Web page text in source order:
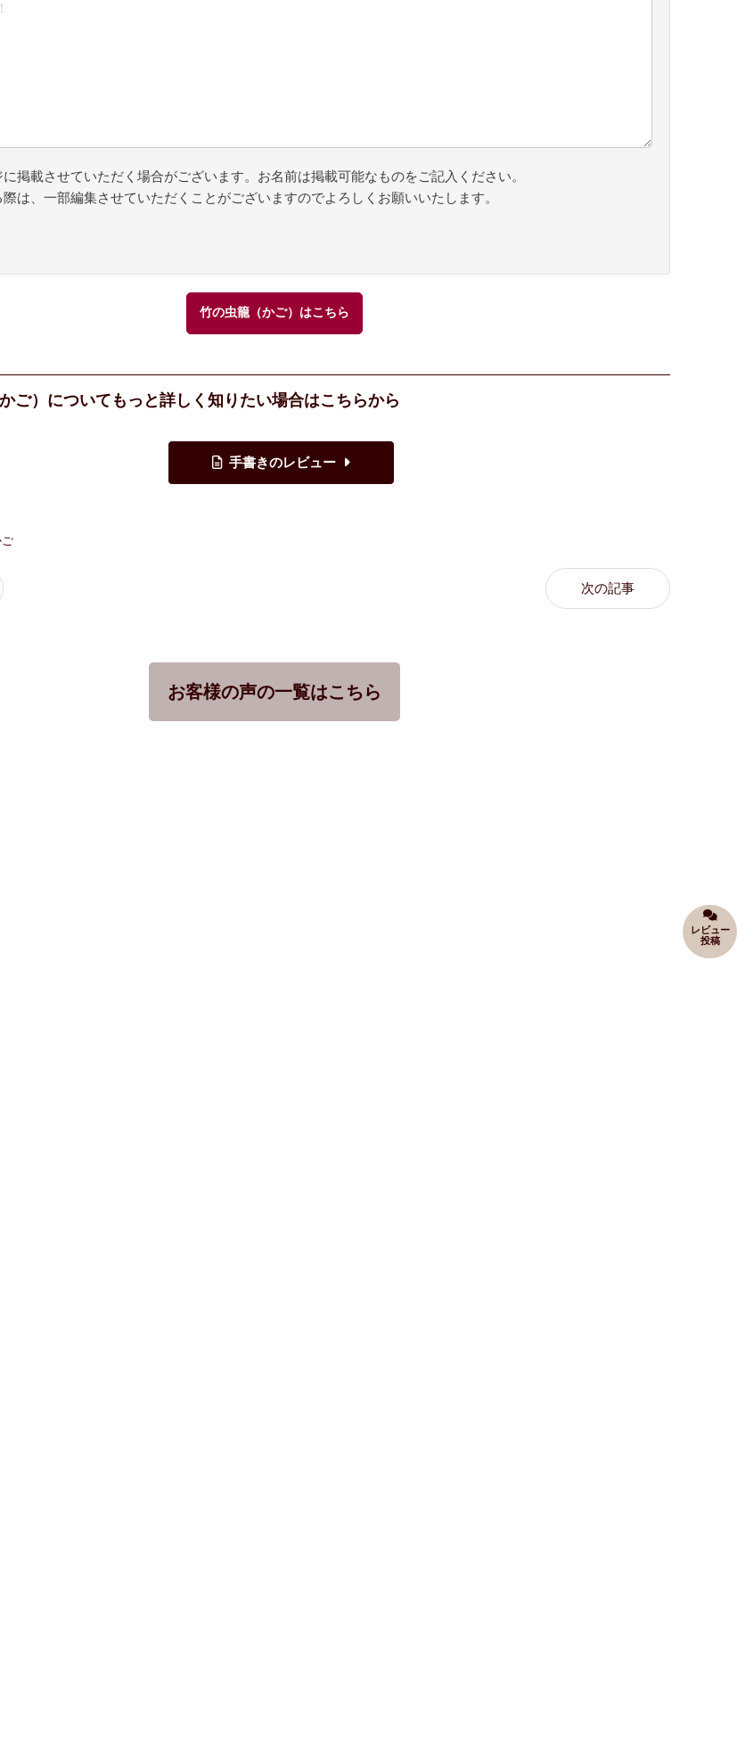
レビュー
投稿
掲載させていただく場合がございます。お名前は掲載可能なものをご記入ください。
は、一部編集させていただくことがございますのでよろしくお願いいたします。
竹の虫籠（かご）はこちら
ご）についてもっと詳しく知りたい場合はこちらから
次の記事
お客様の声の一覧はこちら